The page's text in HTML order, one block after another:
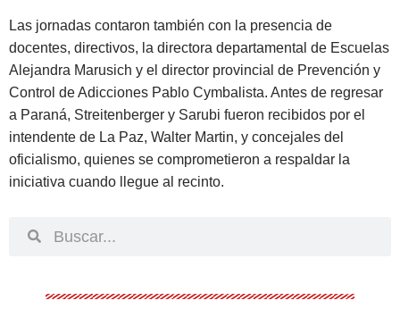
Las jornadas contaron también con la presencia de
docentes, directivos, la directora departamental de Escuelas
Alejandra Marusich y el director provincial de Prevención y
Control de Adicciones Pablo Cymbalista. Antes de regresar
a Paraná, Streitenberger y Sarubi fueron recibidos por el
intendente de La Paz, Walter Martin, y concejales del
oficialismo, quienes se comprometieron a respaldar la
iniciativa cuando llegue al recinto.